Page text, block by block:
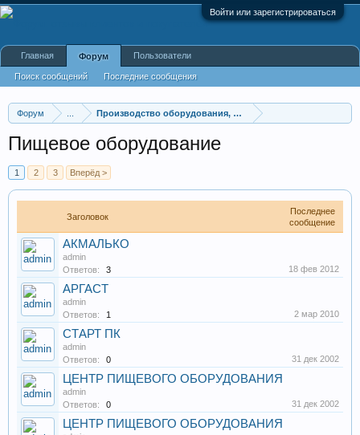
Войти или зарегистрироваться
Форум Производство оборудования, оборудование для произв
Пищевое оборудование
1 2 3 Вперёд >
Заголовок
Последнее
сообщение
АКМАЛЬКО
admin
Ответов:
3 18 фев 2012
АРГАСТ
admin
Ответов:
1 2 мар 2010
СТАРТ ПК
admin
Ответов:
0 31 дек 2002
ЦЕНТР ПИЩЕВОГО ОБОРУДОВАНИЯ
admin
Ответов:
0 31 дек 2002
ЦЕНТР ПИЩЕВОГО ОБОРУДОВАНИЯ
Главная Форум
Поиск сообщений Последние сообщения
Пользователи